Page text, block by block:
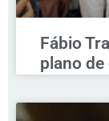
Fábio
plano